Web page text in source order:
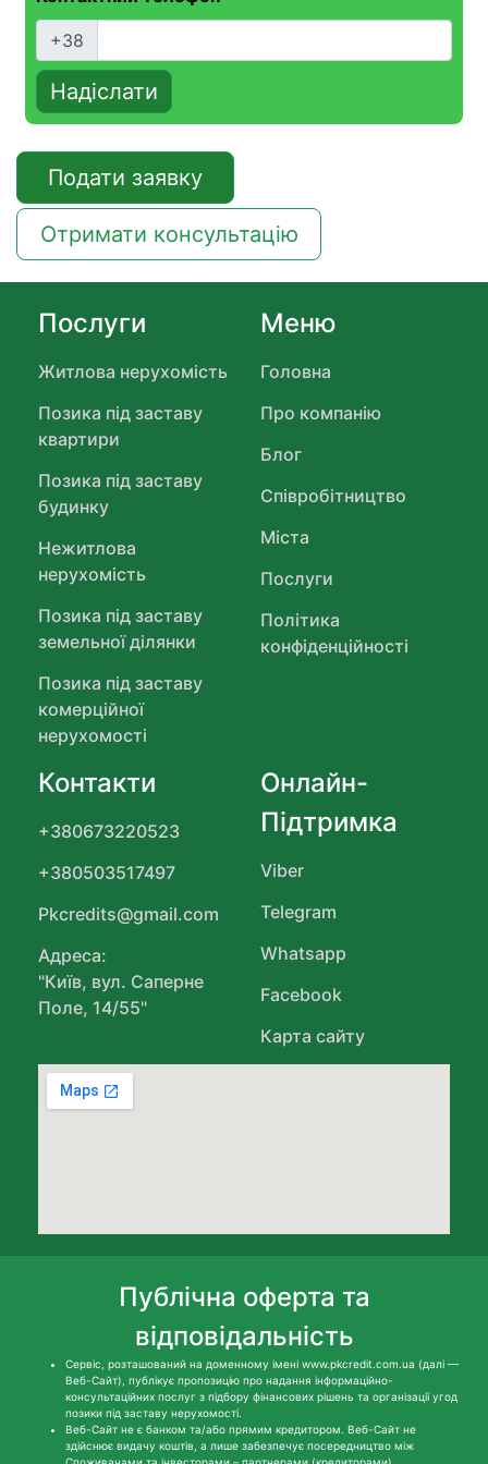
+38
Надіслати
Подати заявку
Отримати консультацію
Послуги
Житлова нерухомість
Позика під заставу
квартири
Позика під заставу
будинку
Нежитлова
нерухомість
Позика під заставу
земельної ділянки
Позика під заставу
комерційної
нерухомості
Меню
Головна
Про компанію
Блог
Співробітництво
Міста
Послуги
Політика
конфіденційності
Контакти
+380673220523
+380503517497
Pkcredits@gmail.com
Адреса:
"Київ, вул. Саперне
Поле, 14/55"
Онлайн-
Підтримка
Viber
Telegram
Whatsapp
Facebook
Карта сайту
Публічна оферта та
відповідальність
Сервіс, розташований на доменному імені www.pkcredit.com.ua (далі —
Веб-Сайт), публікує пропозицію про надання інформаційно-
консультаційних послуг з підбору фінансових рішень та організації угод
позики під заставу нерухомості.
Веб-Сайт не є банком та/або прямим кредитором. Веб-Сайт не
здійснює видачу коштів, а лише забезпечує посередництво між